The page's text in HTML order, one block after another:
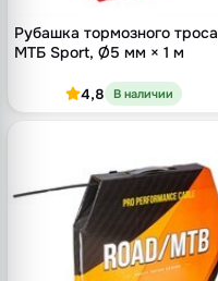
Рубашка тормозного троса
МТБ Sport, Ø5 мм × 1 м
4,8 В наличии